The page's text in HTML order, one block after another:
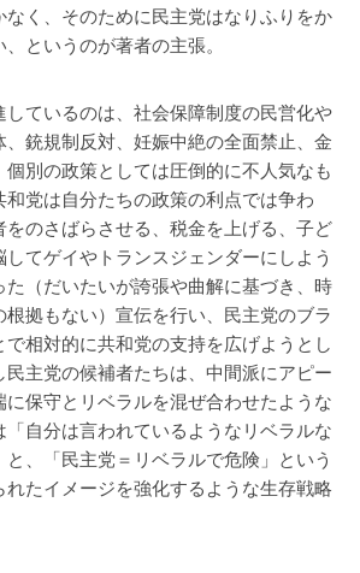
なく、そのために民主党はなりふりをか
というのが著者の主張。
しているのは、社会保障制度の民営化や
銃規制反対、妊娠中絶の全面禁止、金
別の政策としては圧倒的に不人気なも
党は自分たちの政策の利点では争わ
をのさばらさせる、税金を上げる、子ど
してゲイやトランスジェンダーにしよう
た（だいたいが誇張や曲解に基づき、時
根拠もない）宣伝を行い、民主党のブラ
で相対的に共和党の支持を広げようとし
主党の候補者たちは、中間派にアピー
に保守とリベラルを混ぜ合わせたような
自分は言われているようなリベラルな
、「民主党＝リベラルで危険」という
たイメージを強化するような生存戦略